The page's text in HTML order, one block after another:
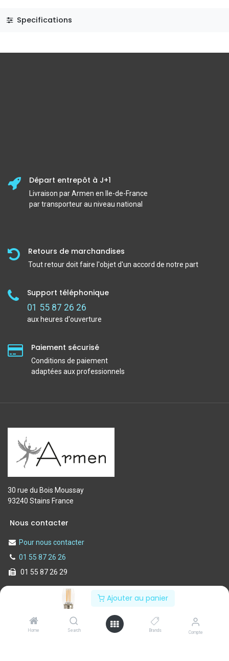
Ajouter au panier
Home Search Brands Compte
Specifications
Départ entrepôt à J+1
Livraison par Armen en Ile-de-France
par transporteur au niveau national
Retours de marchandises
Tout retour doit faire l'objet d'un accord de notre part
Support téléphonique
01 55 87 26 26
aux heures d'ouverture
Paiement sécurisé
Conditions de paiement
adaptées aux professionnels
30 rue du Bois Moussay
93240 Stains France
Nous contacter
Pour nous contacter
01 55 87 26 26
01 55 87 26 29
Nos services
Informations
Politique de confidentialité
Conditions d'utilisation